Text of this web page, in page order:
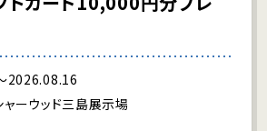
2026.08.16
ーウッド三島展示場